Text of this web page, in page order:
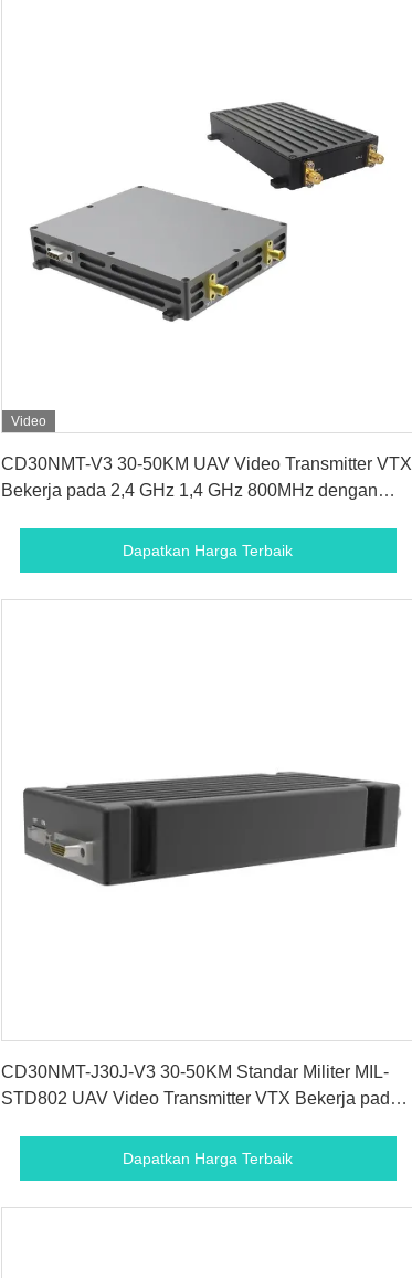
Video
CD30NMT-V3 30-50KM UAV Video Transmitter VTX
Bekerja pada 2,4 GHz 1,4 GHz 800MHz dengan
Dapatkan Harga Terbaik
CD30NMT-J30J-V3 30-50KM Standar Militer MIL-
STD802 UAV Video Transmitter VTX Bekerja pada
Dapatkan Harga Terbaik